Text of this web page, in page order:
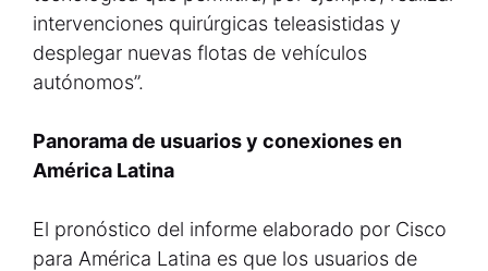
intervenciones quirúrgicas teleasistidas y
desplegar nuevas flotas de vehículos
autónomos”.
Panorama de usuarios y conexiones en
América Latina
El pronóstico del informe elaborado por Cisco
para América Latina es que los usuarios de